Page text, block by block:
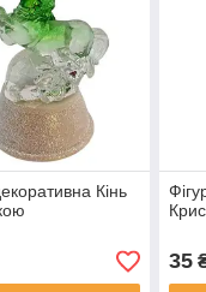
Кінь
35